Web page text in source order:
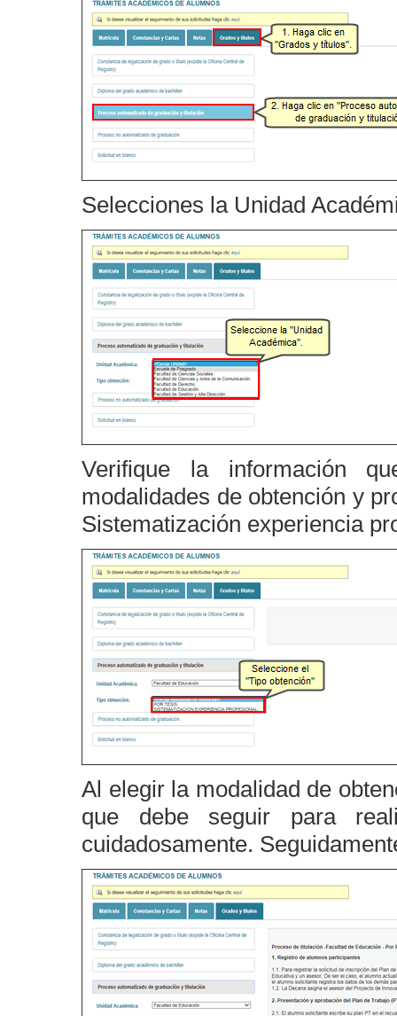
Selecciones la Unidad
Verifique la información
modalidades de obtención y
Sistematización experiencia
Al elegir la modalidad de
que debe seguir para
cuidadosamente.